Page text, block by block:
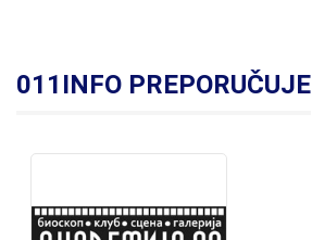
011INFO PREPORUČUJE